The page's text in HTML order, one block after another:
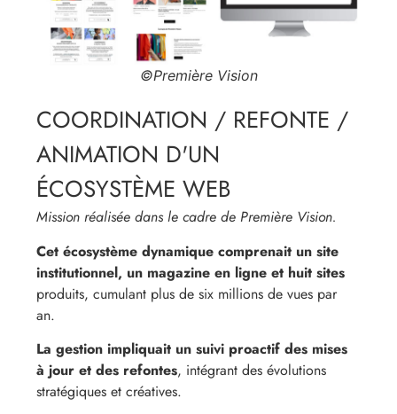
©Première Vision
COORDINATION / REFONTE /
ANIMATION D'UN
ÉCOSYSTÈME WEB
Mission réalisée dans le cadre de Première Vision.
Cet écosystème dynamique comprenait un site
institutionnel, un magazine en ligne et huit sites
produits, cumulant plus de six millions de vues par
an.
La gestion impliquait un suivi proactif des mises
à jour et des refontes, intégrant des évolutions
stratégiques et créatives.